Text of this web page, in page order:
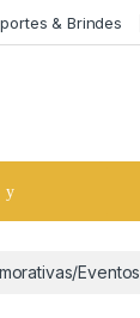
& Brindes
Eventos